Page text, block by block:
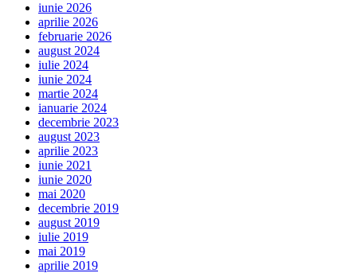
iunie 2026
aprilie 2026
februarie 2026
august 2024
iulie 2024
iunie 2024
martie 2024
ianuarie 2024
decembrie 2023
august 2023
aprilie 2023
iunie 2021
iunie 2020
mai 2020
decembrie 2019
august 2019
iulie 2019
mai 2019
aprilie 2019